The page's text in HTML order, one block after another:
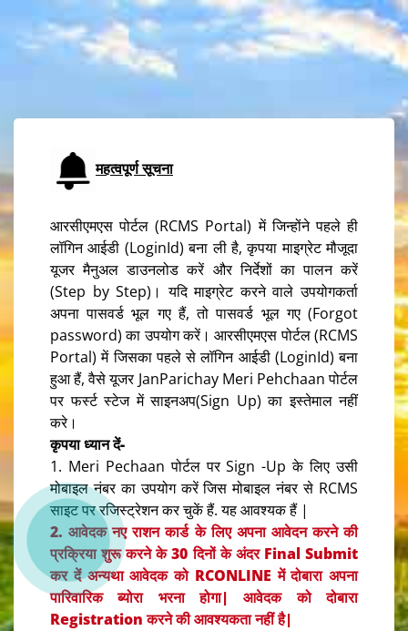
महत्वपूर्ण सूचना
आरसीएमएस पोर्टल (RCMS Portal) में जिन्होंने पहले ही
लॉगिन आईडी (LoginId) बना ली है, कृपया माइग्रेट मौजूदा
यूजर मैनुअल डाउनलोड करें और निर्देशों का पालन करें
(Step by Step)। यदि माइग्रेट करने वाले उपयोगकर्ता
अपना पासवर्ड भूल गए हैं, तो पासवर्ड भूल गए (Forgot
password) का उपयोग करें। आरसीएमएस पोर्टल (RCMS
Portal) में जिसका पहले से लॉगिन आईडी (LoginId) बना
हुआ हैं, वैसे यूजर JanParichay Meri Pehchaan पोर्टल
पर फर्स्ट स्टेज में साइनअप(Sign Up) का इस्तेमाल नहीं
करे।
कृपया ध्यान दें-
1. Meri Pechaan पोर्टल पर Sign -Up के लिए उसी
मोबाइल नंबर का उपयोग करें जिस मोबाइल नंबर से RCMS
साइट पर रजिस्ट्रेशन कर चुकें हैं. यह आवश्यक हैं |
2. आवेदक नए राशन कार्ड के लिए अपना आवेदन करने की
प्रक्रिया शुरू करने के 30 दिनों के अंदर Final Submit
कर दें अन्यथा आवेदक को RCONLINE में दोबारा अपना
पारिवारिक ब्योरा भरना होगा| आवेदक को दोबारा
Registration करने की आवश्यकता नहीं है|